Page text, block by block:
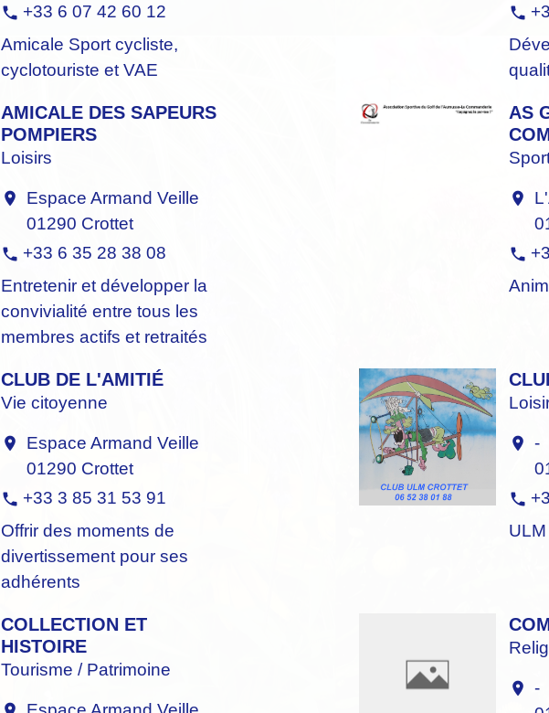
phone +33 6 07 42 60 12
Amicale Sport cycliste,
cyclotouriste et VAE
phone
AMICALE DES SAPEURS
POMPIERS
Loisirs
location_on
Espace Armand Veille
01290 Crottet
phone +33 6 35 28 38 08
Entretenir et développer la
convivialité entre tous les
membres actifs et retraités
AS
location_on
phone
CLUB DE L'AMITIÉ
Vie citoyenne
location_on
Espace Armand Veille
01290 Crottet
phone +33 3 85 31 53 91
Offrir des moments de
divertissement pour ses
adhérents
location_on -
phone
ULM
COLLECTION ET
HISTOIRE
Tourisme / Patrimoine
location_on -